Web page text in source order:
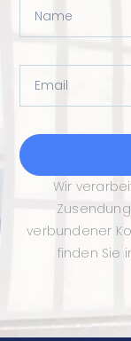
Wir
verbundener
finden Sie